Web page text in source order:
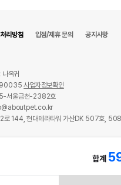
합계
리방침 입점/제휴 문의 공지사항
나옥귀
90035사업자정보확인
서울금천-2382호
2로 144, 현대테라타워 가산DK 507호,